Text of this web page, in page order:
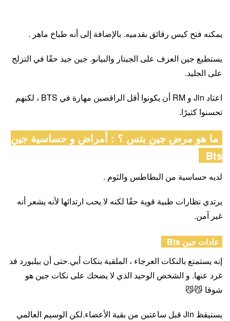
يمكنه فتح كيس رقائق بقدميه. بالإضافة إلى أنه طباخ ماهر .
يستطيع جين العزف على الجيتار والبيانو. جين جيد حقًا في التزلج
على الجليد.
اعتاد Jin و RM أن يكونوا أقل الراقصين مهارة في BTS ، لكنهم
تحسنوا كثيرًا.
ما هو مرض جين بتس ؟ : أمراض و حساسية جين
Bts
لديه حساسية من البطاطس والثوم .
يرتدي نظارات طبية قوية حقًا لكنه لا يحب ارتدائها لأنه يشعر أنه
غير آمن.
عادات جين Bts
إنه يستمتع بالنكات العرجاء ، الملقبة بنكات أبي.حتى أن بيلبورد قد
غرد عنها. و الشخص الوحيد الذي لا يضحك على نكات جين هو
شوقا 😼😼
يستيقظ Jin قبل ساعتين من بقية الأعضاء.لكن الوسيم العالمي